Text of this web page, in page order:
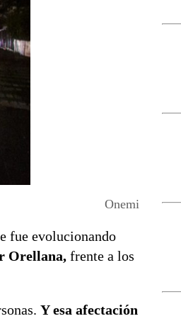
Onemi
fue evolucionando
Orellana, frente a los
Y esa afectación